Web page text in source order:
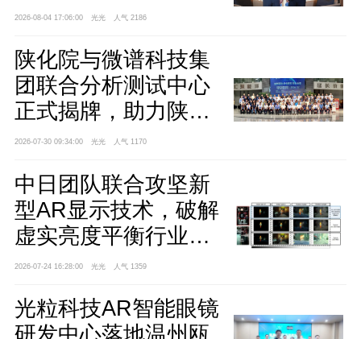
2026-08-04 17:06:00 光光 人气 2186
陕化院与微谱科技集
团联合分析测试中心
正式揭牌，助力陕西
聚烯烃产业高质量发
2026-07-30 09:34:00 光光 人气 1170
中日团队联合攻坚新
型AR显示技术，破解
虚实亮度平衡行业难
题
2026-07-24 16:28:00 光光 人气 1359
光粒科技AR智能眼镜